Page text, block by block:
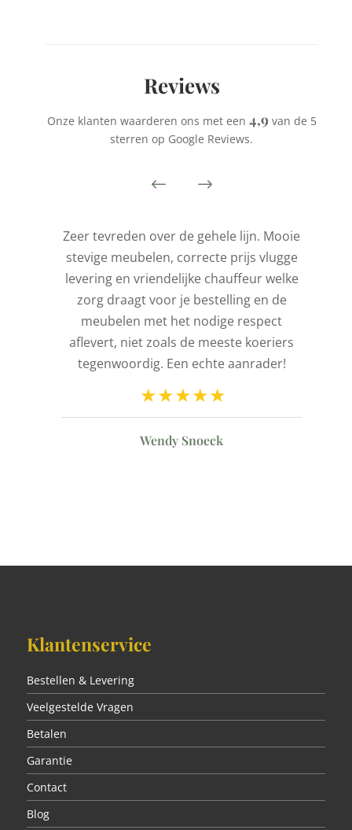
Reviews
Onze klanten waarderen ons met een 4,9van de 5
sterren op Google Reviews.
Zeer tevreden over de gehele lijn. Mooie
stevige meubelen, correcte prijs vlugge
levering en vriendelijke chauffeur welke
zorg draagt voor je bestelling en de
meubelen met het nodige respect
aflevert, niet zoals de meeste koeriers
tegenwoordig. Een echte aanrader!
Wendy Snoeck
Klantenservice
Bestellen & Levering
Veelgestelde Vragen
Betalen
Garantie
Contact
Blog